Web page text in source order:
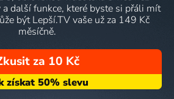
další funkce, které byste si přáli mít
být Lepší.TV vaše už za 149 Kč
měsíčně.
za 10 Kč